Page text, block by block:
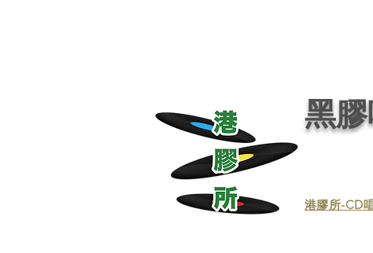
黑
港膠所-CD